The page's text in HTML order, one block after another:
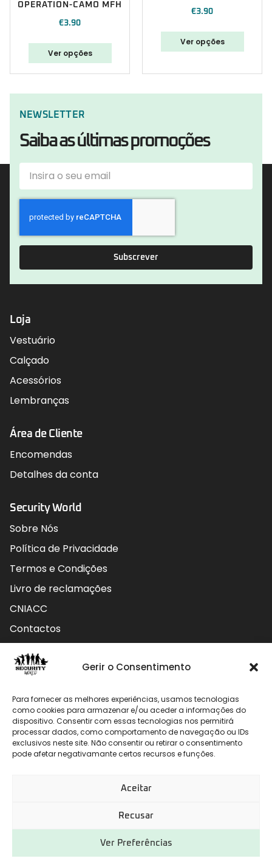
Gerir o Consentimento
Para fornecer as melhores experiências, usamos tecnologias
como cookies para armazenar e/ou aceder a informações do
dispositivo. Consentir com essas tecnologias nos permitirá
processar dados, como comportamento de navegação ou IDs
exclusivos neste site. Não consentir ou retirar o consentimento
pode afetar negativamante certos recursos e funções.
Aceitar
Recusar
Ver Preferências
OPERATION-CAMO MFH
€3.90
Ver opções
€3.90
Ver opções
NEWSLETTER
Saiba as últimas promoções
Subscrever
Loja
Vestuário
Calçado
Acessórios
Lembranças
Área de Cliente
Encomendas
Detalhes da conta
Security World
Sobre Nós
Política de Privacidade
Termos e Condições
Livro de reclamações
CNIACC
Contactos
Contactos
912 009 740 (Chamada para rede móvel nacional)
geral@securityworld.pt